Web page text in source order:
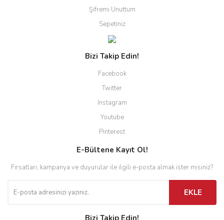
Şifremi Unuttum
Sepetiniz
Bizi Takip Edin!
Facebook
Twitter
Instagram
Youtube
Pinterest
E-Bültene Kayıt Ol!
Fırsatları, kampanya ve duyurular ile ilgili e-posta almak ister misiniz?
EKLE